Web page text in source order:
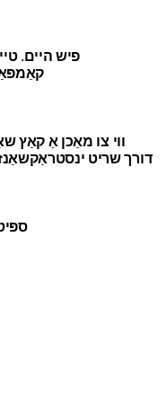
פיש היים.
ווי צו מאַכן אַ קאַץ
דורך שריט